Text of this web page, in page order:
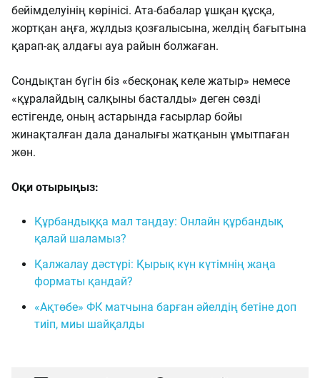
бейімделуінің көрінісі. Ата-бабалар ұшқан құсқа,
жортқан аңға, жұлдыз қозғалысына, желдің бағытына
қарап-ақ алдағы ауа райын болжаған.
Сондықтан бүгін біз «бесқонақ келе жатыр» немесе
«құралайдың салқыны басталды» деген сөзді
естігенде, оның астарында ғасырлар бойы
жинақталған дала даналығы жатқанын ұмытпаған
жөн.
Оқи отырыңыз:
Құрбандыққа мал таңдау: Онлайн құрбандық
қалай шаламыз?
Қалжалау дәстүрі: Қырық күн күтімнің жаңа
форматы қандай?
«Ақтөбе» ФК матчына барған әйелдің бетіне доп
тиіп, миы шайқалды